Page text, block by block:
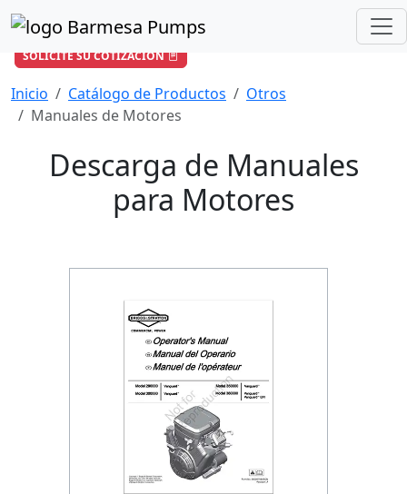
¿Cómo podemos ayudarle?
ventas-co@barmesapumps.com
SOLICITE SU COTIZACIÓN
Inicio Catálogo de Productos
Otros
Manuales de Motores
Descarga de Manuales
para Motores